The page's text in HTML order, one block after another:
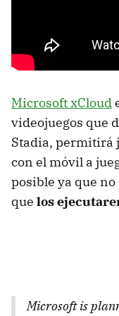
Microsoft xCloud
videojuegos que
Stadia, permitirá
con el móvil a
posible ya que
que los
Microsoft is